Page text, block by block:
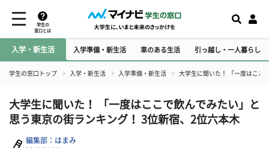
学生の
窓口とは
入学・新生活 入学準備・新生活 車のある生活 引っ越し・一人暮らし
学生の窓口トップ 入学・新生活 入学準備・新生活 大学生に聞いた！ 「一度はここ
大学生に聞いた！ 「一度はここで飲んでみたい」と
思う東京の街ランキング！ 3位新宿、2位六本木
編集部：はまみ